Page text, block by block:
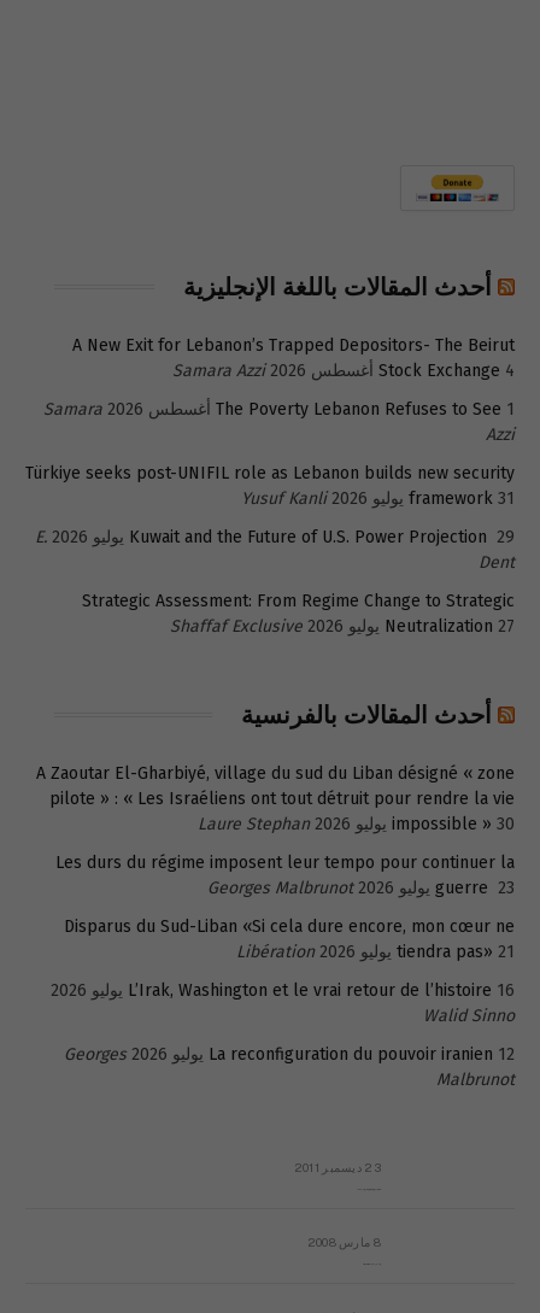
أحدث المقالات باللغة الإنجليزية
A New Exit for Lebanon’s Trapped Depositors- The Beirut
Stock Exchange 4 أغسطس 2026
Samara Azzi
The Poverty Lebanon Refuses to See 1 أغسطس 2026
Samara
Azzi
Türkiye seeks post-UNIFIL role as Lebanon builds new security
framework 31 يوليو 2026
Yusuf Kanli
Kuwait and the Future of U.S. Power Projection 29 يوليو 2026
E.
Dent
Strategic Assessment: From Regime Change to Strategic
Neutralization 27 يوليو 2026 Shaffaf Exclusive
أحدث المقالات بالفرنسية
A Zaoutar El-Gharbiyé, village du sud du Liban désigné « zone
pilote » : « Les Israéliens ont tout détruit pour rendre la vie
impossible » 30 يوليو 2026
Laure Stephan
Les durs du régime imposent leur tempo pour continuer la
guerre 23 يوليو 2026
Georges Malbrunot
Disparus du Sud-Liban «Si cela dure encore, mon cœur ne
tiendra pas» 21 يوليو 2026
Libération
L’Irak, Washington et le vrai retour de l’histoire 16 يوليو 2026
Walid Sinno
La reconfiguration du pouvoir iranien 12 يوليو 2026
Georges
Malbrunot
23 ديسمبر 2011
8 مارس 2008